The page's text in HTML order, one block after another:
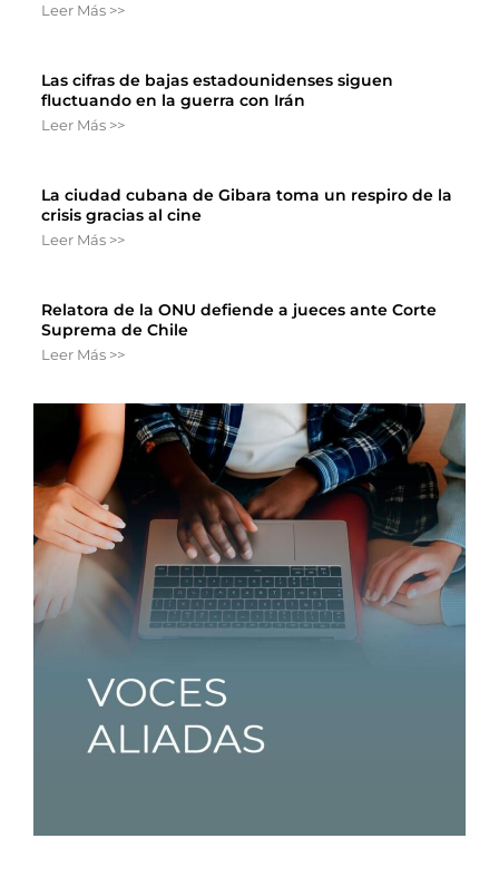
Leer Más >>
Las cifras de bajas estadounidenses siguen
fluctuando en la guerra con Irán
Leer Más >>
La ciudad cubana de Gibara toma un respiro de la
crisis gracias al cine
Leer Más >>
Relatora de la ONU defiende a jueces ante Corte
Suprema de Chile
Leer Más >>